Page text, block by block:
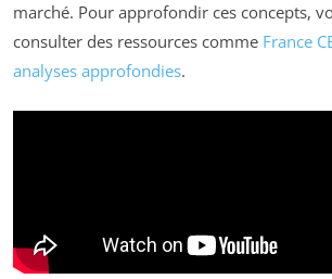
marché. Pour approfondir ces concepts,
consulter des ressources comme France
analyses approfondies.